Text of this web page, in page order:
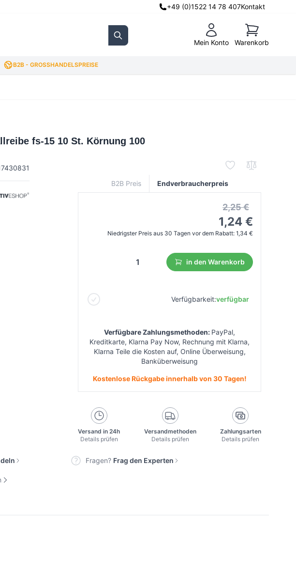
+49 (0)1522 14 78 407Kontakt
Search Mein Konto
Warenkorb
Warenkorb
B2B - GROSSHANDELSPREISE
fs-15 10 St. Körnung 100
B2B Preis Endverbraucherpreis
2,25 €
1,24 €
Niedrigster Preis aus 30 Tagen vor dem Rabatt: 1,34 €
in den Warenkorb
Verfügbarkeit:verfügbar
Verfügbare Zahlungsmethoden: PayPal,
Kreditkarte, Klarna Pay Now, Rechnung mit Klarna,
Klarna Teile die Kosten auf, Online Überweisung,
Banküberweisung
Kostenlose Rückgabe innerhalb von 30 Tagen!
Versand in 24h
Details prüfen
Versandmethoden
Details prüfen
Zahlungsarten
Details prüfen
Fragen? Frag den Experten